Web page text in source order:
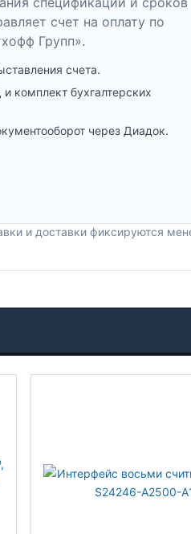
счет на оплату по
Групп».
счета.
комплект бухгалтерских
через Диадок.
и доставки фиксируются